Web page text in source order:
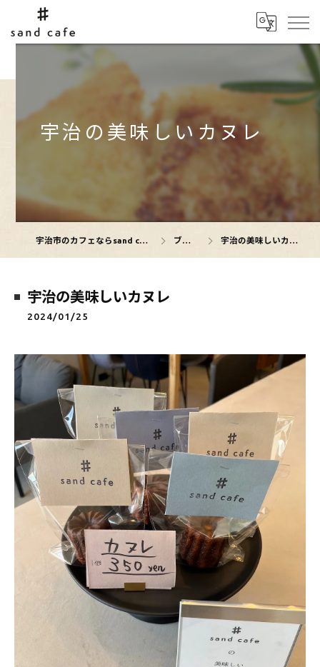
宇治の美味しいカヌレ
宇治市のカフェならsand cafe ブログ 宇治の美味しいカヌレ
宇治の美味しいカヌレ
2024/01/25